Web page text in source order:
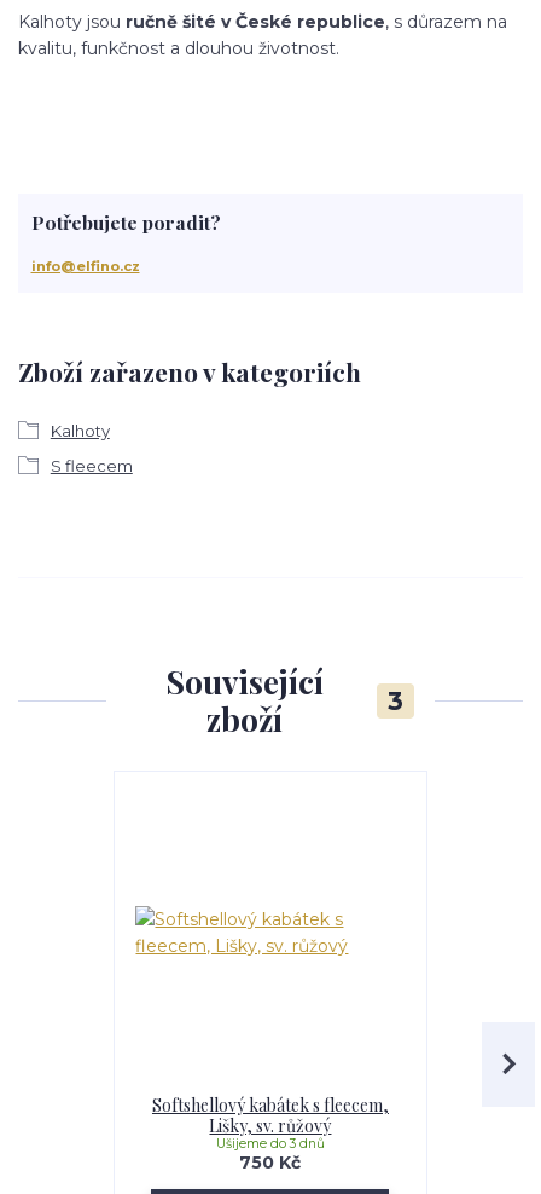
Kalhoty jsou ručně šité v České republice, s důrazem na
kvalitu, funkčnost a dlouhou životnost.
Zboží zařazeno v kategoriích
Kalhoty
S fleecem
Potřebujete poradit?
info@elfino.cz
Související
zboží
3
Softshellový kabátek s fleecem,
Lišky, sv. růžový
750 Kč
Ušijeme do 3 dnů